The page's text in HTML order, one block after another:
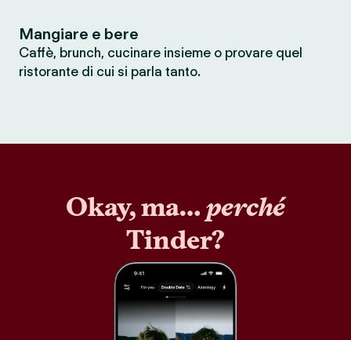
Mangiare e bere
Caffè, brunch, cucinare insieme o provare quel
ristorante di cui si parla tanto.
Okay, ma…perché
Tinder?